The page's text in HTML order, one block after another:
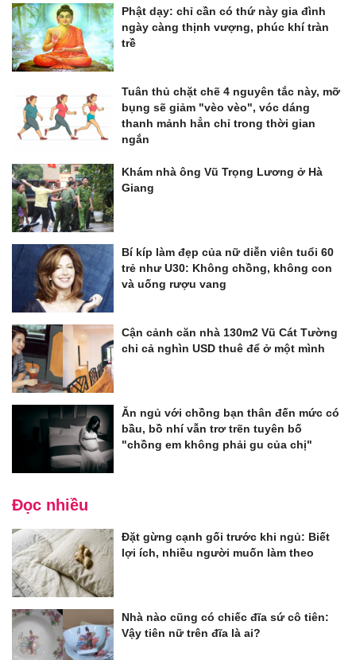
Phật dạy: chỉ cần có thứ này gia đình
ngày càng thịnh vượng, phúc khí tràn
trề
Tuân thủ chặt chẽ 4 nguyên tắc này, mỡ
bụng sẽ giảm "vèo vèo", vóc dáng
thanh mảnh hẳn chỉ trong thời gian
ngắn
Khám nhà ông Vũ Trọng Lương ở Hà
Giang
Bí kíp làm đẹp của nữ diễn viên tuổi 60
trẻ như U30: Không chồng, không con
và uống rượu vang
Cận cảnh căn nhà 130m2 Vũ Cát Tường
chi cả nghìn USD thuê để ở một mình
Ăn ngủ với chồng bạn thân đến mức có
bầu, bồ nhí vẫn trơ trẽn tuyên bố
"chồng em không phải gu của chị"
Đọc nhiều
Đặt gừng cạnh gối trước khi ngủ: Biết
lợi ích, nhiều người muốn làm theo
Nhà nào cũng có chiếc đĩa sứ cô tiên:
Vậy tiên nữ trên đĩa là ai?